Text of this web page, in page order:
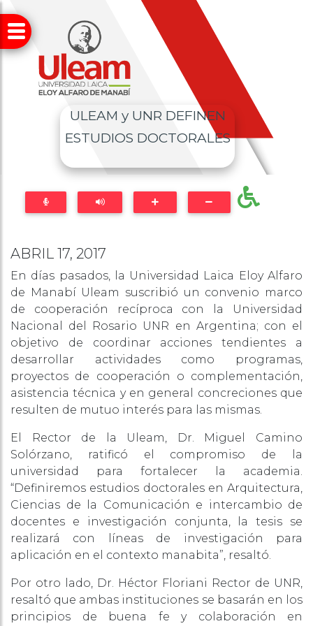
ULEAM y UNR DEFINEN
ESTUDIOS DOCTORALES
ABRIL 17, 2017
En días pasados, la Universidad Laica Eloy Alfaro
de Manabí Uleam suscribió un convenio marco
de cooperación recíproca con la Universidad
Nacional del Rosario UNR en Argentina; con el
objetivo de coordinar acciones tendientes a
desarrollar actividades como programas,
proyectos de cooperación o complementación,
asistencia técnica y en general concreciones que
resulten de mutuo interés para las mismas.
El Rector de la Uleam, Dr. Miguel Camino
Solórzano, ratificó el compromiso de la
universidad para fortalecer la academia.
“Definiremos estudios doctorales en Arquitectura,
Ciencias de la Comunicación e intercambio de
docentes e investigación conjunta, la tesis se
realizará con líneas de investigación para
aplicación en el contexto manabita”, resaltó.
Por otro lado, Dr. Héctor Floriani Rector de UNR,
resaltó que ambas instituciones se basarán en los
principios de buena fe y colaboración en